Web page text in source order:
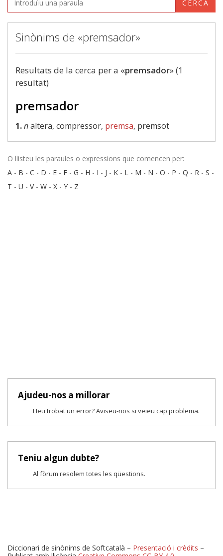
CERCA
Sinònims de «premsador»
Resultats de la cerca per a «premsador» (1
resultat)
premsador
1.naltera, compressor, premsa, premsot
O llisteu les paraules o expressions que comencen per:
A - B - C - D - E - F - G - H - I - J - K - L - M - N - O - P - Q - R - S -
T - U - V- W - X - Y - Z
Ajudeu-nos a millorar
Heu trobat un error? Aviseu-nos si veieu cap problema.
Teniu algun dubte?
Al fòrum resolem totes les qüestions.
Diccionari de sinònims de Softcatalà – Presentació i crèdits –